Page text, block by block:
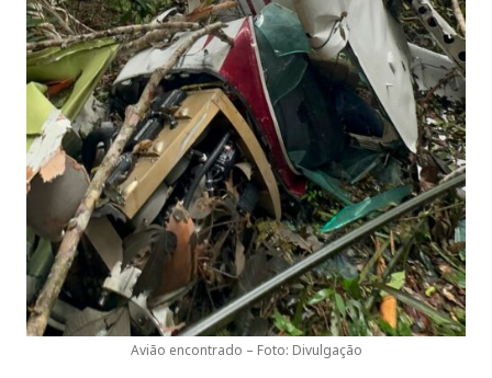
Avião encontrado – Foto: Divulgação